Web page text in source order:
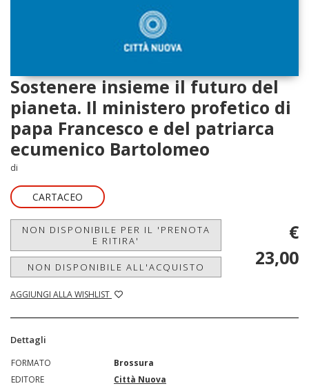
Sostenere insieme il futuro del
pianeta. Il ministero profetico di
papa Francesco e del patriarca
ecumenico Bartolomeo
di
CARTACEO
NON DISPONIBILE PER IL 'PRENOTA
E RITIRA'
NON DISPONIBILE ALL'ACQUISTO
AGGIUNGI ALLA WISHLIST
€
23,00
Dettagli
FORMATO
Brossura
EDITORE
Città Nuova